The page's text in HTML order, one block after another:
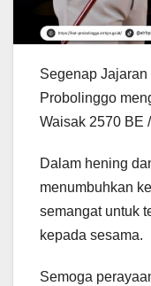
Segenap
Probolinggo
Waisak 2570 BE
Dalam hening
menumbuhkan
semangat untuk
kepada sesama.
Semoga